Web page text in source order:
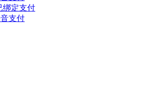
绑定支付
支付